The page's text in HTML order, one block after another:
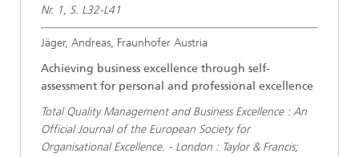
Nr. 1, S. L32-L41
Jäger, Andreas, Fraunhofer Austria
Achieving business excellence through self-
assessment for personal and professional excellence
Total Quality Management and Business Excellence : An
Official Journal of the European Society for
Organisational Excellence. - London : Taylor & Francis;